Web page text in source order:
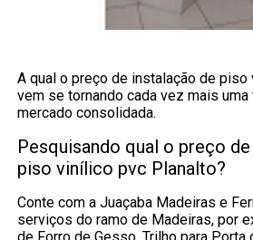
A qual o preço de instalação de
vem se tornando cada vez mais
mercado consolidada.
Pesquisando qual o preço
piso vinílico pvc Planalto?
Conte com a Juaçaba Madeiras e
serviços do ramo de Madeiras, por